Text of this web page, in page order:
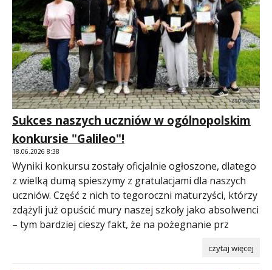
Sukces naszych uczniów w ogólnopolskim
konkursie "Galileo"!
18.06.2026 8:38
Wyniki konkursu zostały oficjalnie ogłoszone, dlatego
z wielką dumą spieszymy z gratulacjami dla naszych
uczniów. Część z nich to tegoroczni maturzyści, którzy
zdążyli już opuścić mury naszej szkoły jako absolwenci
– tym bardziej cieszy fakt, że na pożegnanie prz
czytaj więcej